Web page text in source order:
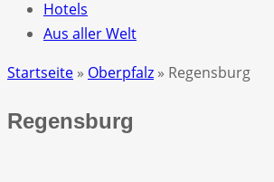
Hotels
Aus aller Welt
Startseite » Oberpfalz » Regensburg
Regensburg